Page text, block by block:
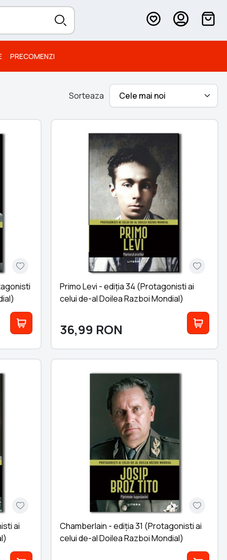
PRECOMENZI
Sorteaza
Primo Levi - ediția 34 (Protagonisti ai
celui de-al Doilea Razboi Mondial)
36,99 RON
ai
Chamberlain - ediția 31 (Protagonisti ai
celui de-al Doilea Razboi Mondial)